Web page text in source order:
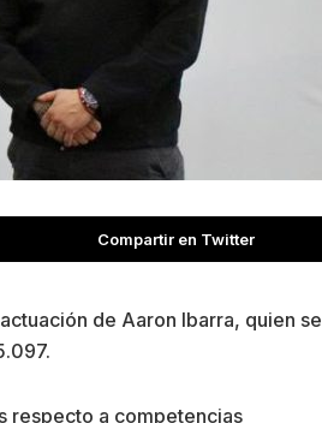
Compartir en Twitter
de Aaron Ibarra, quien se
respecto a competencias